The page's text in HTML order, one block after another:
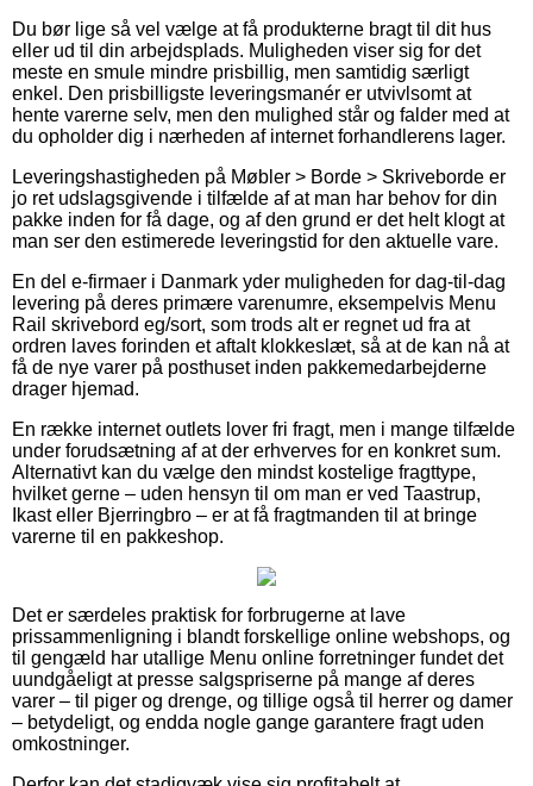
Du bør lige så vel vælge at få produkterne bragt til dit hus
eller ud til din arbejdsplads. Muligheden viser sig for det
meste en smule mindre prisbillig, men samtidig særligt
enkel. Den prisbilligste leveringsmanér er utvivlsomt at
hente varerne selv, men den mulighed står og falder med at
du opholder dig i nærheden af internet forhandlerens lager.
Leveringshastigheden på Møbler > Borde > Skriveborde er
jo ret udslagsgivende i tilfælde af at man har behov for din
pakke inden for få dage, og af den grund er det helt klogt at
man ser den estimerede leveringstid for den aktuelle vare.
En del e-firmaer i Danmark yder muligheden for dag-til-dag
levering på deres primære varenumre, eksempelvis Menu
Rail skrivebord eg/sort, som trods alt er regnet ud fra at
ordren laves forinden et aftalt klokkeslæt, så at de kan nå at
få de nye varer på posthuset inden pakkemedarbejderne
drager hjemad.
En række internet outlets lover fri fragt, men i mange tilfælde
under forudsætning af at der erhverves for en konkret sum.
Alternativt kan du vælge den mindst kostelige fragttype,
hvilket gerne – uden hensyn til om man er ved Taastrup,
Ikast eller Bjerringbro – er at få fragtmanden til at bringe
varerne til en pakkeshop.
Det er særdeles praktisk for forbrugerne at lave
prissammenligning i blandt forskellige online webshops, og
til gengæld har utallige Menu online forretninger fundet det
uundgåeligt at presse salgspriserne på mange af deres
varer – til piger og drenge, og tillige også til herrer og damer
– betydeligt, og endda nogle gange garantere fragt uden
omkostninger.